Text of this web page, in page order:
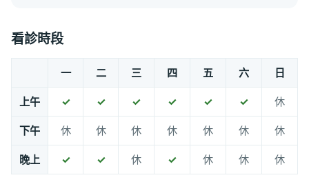
看診時段
一 二 三 四 五 六 日
上午 ✓ ✓ ✓ ✓ ✓ ✓ 休
下午 休 休 休 休 休 休 休
晚上 ✓ ✓ 休 ✓ 休 休 休